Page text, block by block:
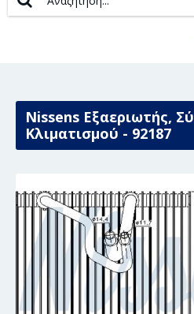
Nissens Εξαεριωτής,
Κλιματισμού - 92187